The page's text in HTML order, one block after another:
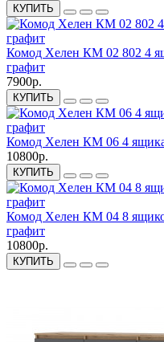
КУПИТЬ
Комод Хелен КМ 02 802 4
графит
7900р.
КУПИТЬ
Комод Хелен КМ 06 4 ящика
10800р.
КУПИТЬ
Комод Хелен КМ 04 8
графит
10800р.
КУПИТЬ